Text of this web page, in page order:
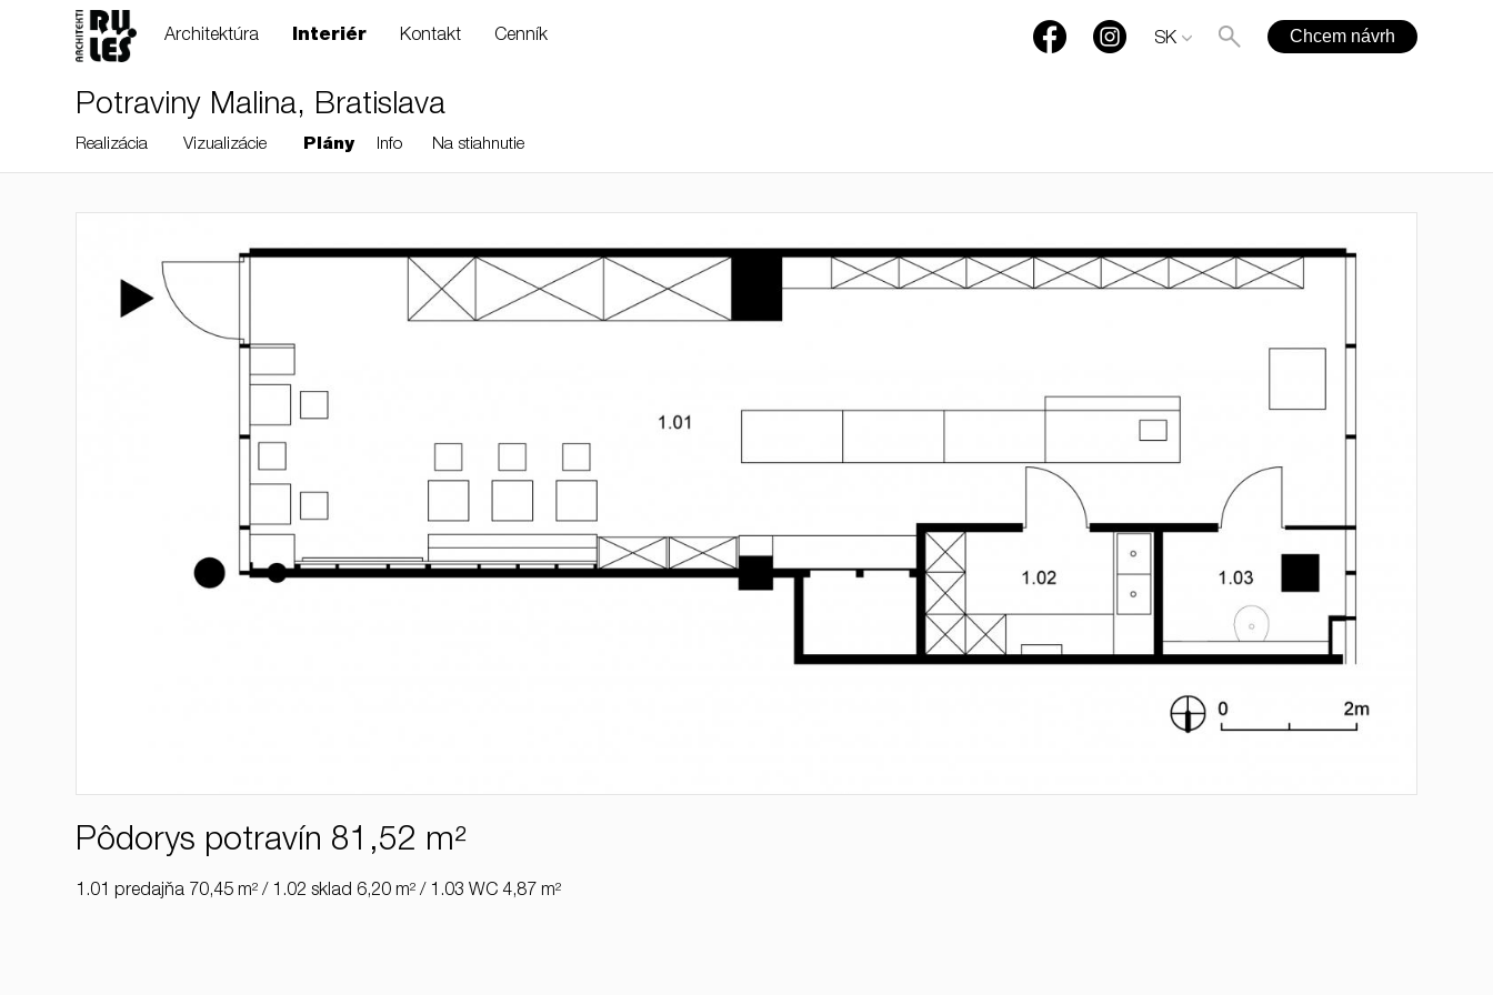
Architektúra Interiér Kontakt Cenník SK Chcem návrh
Potraviny Malina, Bratislava
Realizácia Vizualizácie Plány Info Na stiahnutie
Pôdorys potravín 81,52 m²
1.01 predajňa 70,45 m² / 1.02 sklad 6,20 m² / 1.03 WC 4,87 m²
RULES, s.r.o., Klincová
37/B, 821 08
Bratislava, Slovensko
+421 901 77 44 00